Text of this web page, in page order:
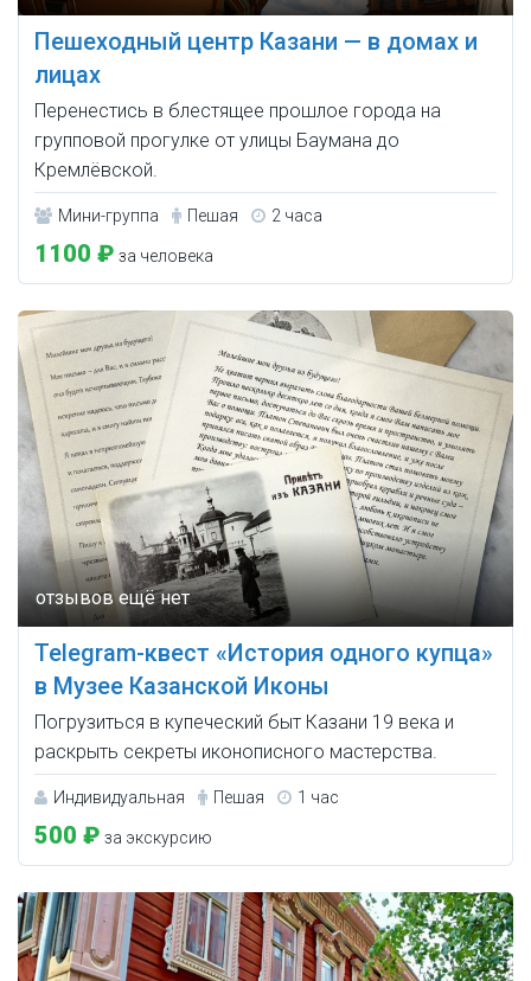
Пешеходный центр Казани — в домах и
лицах
Перенестись в блестящее прошлое города на
групповой прогулке от улицы Баумана до
Кремлёвской.
Мини-группа Пешая 2 часа
1100 ₽ за человека
Telegram-квест «История одного купца»
в Музее Казанской Иконы
Погрузиться в купеческий быт Казани 19 века и
раскрыть секреты иконописного мастерства.
Индивидуальная Пешая 1 час
500 ₽ за экскурсию